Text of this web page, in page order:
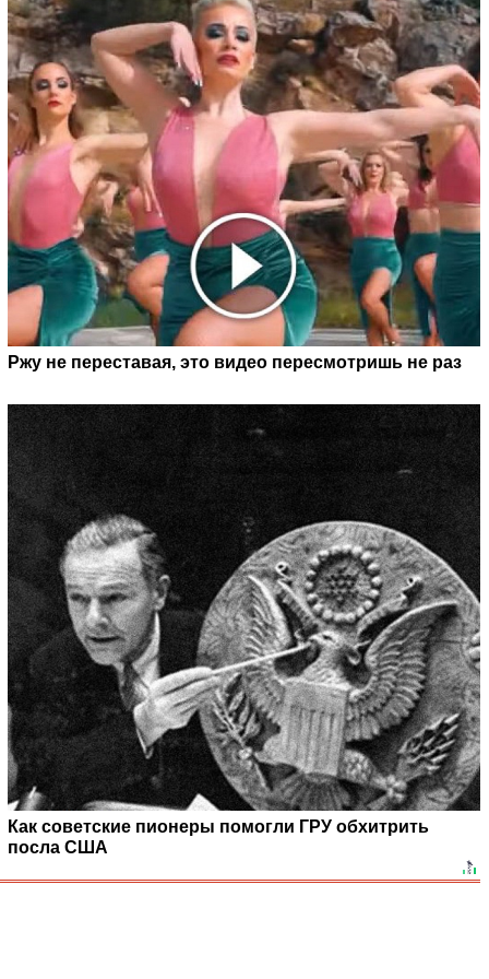
Ржу не переставая, это видео пересмотришь не раз
Как советские пионеры помогли ГРУ обхитрить
посла США